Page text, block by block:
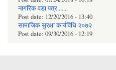
नागरिक वडा पत्र.......
Post date: 12/20/2016 - 13:40
सामाजिक सुरक्षा कार्यविधि २०७२
Post date: 09/30/2016 - 12:19